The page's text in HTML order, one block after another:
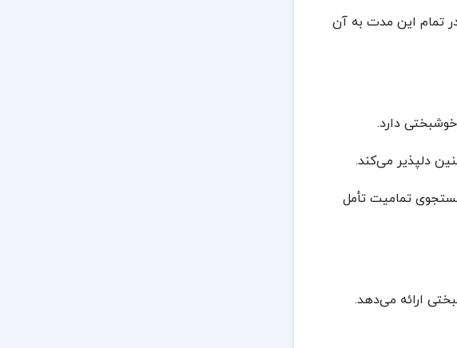
تمام این مدت به آن
دارد.
دلپذیر می‌کند.
تمامیت تأمل
ارائه می‌دهد.